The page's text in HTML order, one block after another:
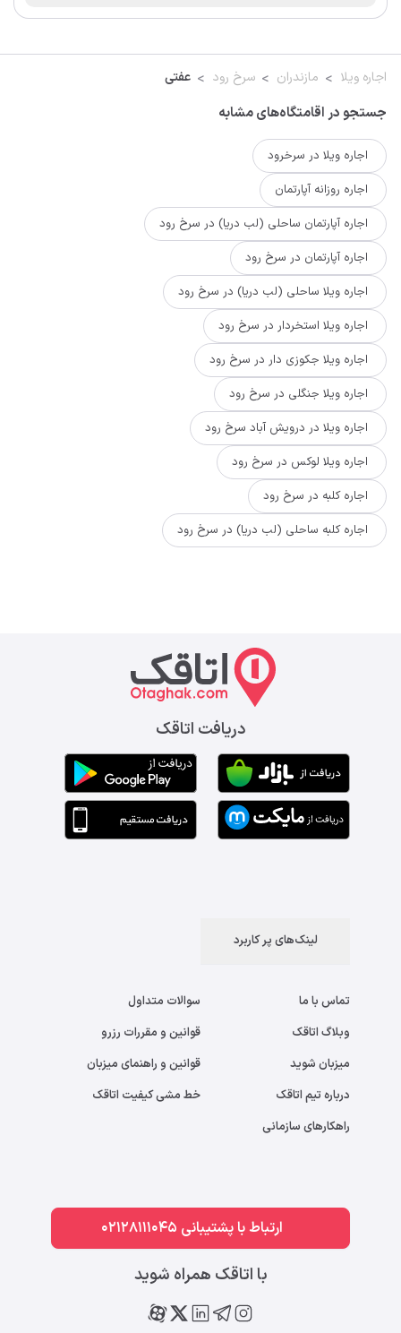
اجاره ویلا مازندران سرخ رود عفتی
جستجو در اقامتگاه‌های مشابه
اجاره ویلا در سرخرود
اجاره روزانه آپارتمان
اجاره آپارتمان ساحلی (لب دریا) در سرخ رود
اجاره آپارتمان در سرخ رود
اجاره ویلا ساحلی (لب دریا) در سرخ رود
اجاره ویلا استخردار در سرخ رود
اجاره ویلا جکوزی دار در سرخ رود
اجاره ویلا جنگلی در سرخ رود
اجاره ویلا در درویش آباد سرخ رود
اجاره ویلا لوکس در سرخ رود
اجاره کلبه در سرخ رود
اجاره کلبه ساحلی (لب دریا) در سرخ رود
دریافت اتاقک
لینک‌های پر کاربرد
تماس با ما
وبلاگ اتاقک
میزبان شوید
درباره تیم اتاقک
راهکارهای سازمانی
سوالات متداول
قوانین و مقررات رزرو
قوانین و راهنمای میزبان
خط مشی کیفیت اتاقک
ارتباط با پشتیبانی 02128111045
با اتاقک همراه شوید